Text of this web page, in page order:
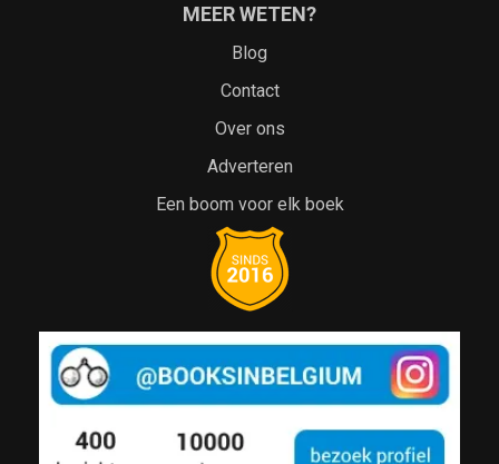
MEER WETEN?
Blog
Contact
Over ons
Adverteren
Een boom voor elk boek